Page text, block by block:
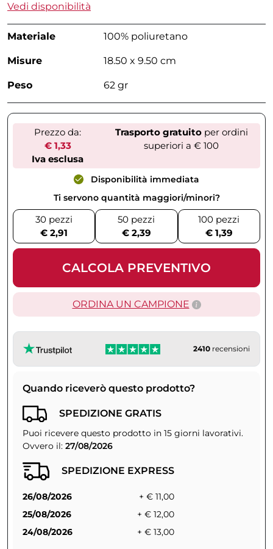
Vedi disponibilità
Materiale 100% poliuretano
Misure 18.50 x 9.50 cm
Peso 62 gr
Prezzo da:
€ 1,33
Iva esclusa
Trasporto gratuitoper ordini
superiori a € 100
Disponibilità immediata
Ti servono quantità maggiori/minori?
30 pezzi
€ 2,91
50 pezzi
€ 2,39
100 pezzi
€ 1,39
CALCOLA PREVENTIVO
ORDINA UN CAMPIONE
2410 recensioni
Quando riceverò questo prodotto?
SPEDIZIONE GRATIS
Puoi ricevere questo prodotto in 15 giorni lavorativi.
Ovvero il: 27/08/2026
SPEDIZIONE EXPRESS
26/08/2026
+ € 11,00
25/08/2026
+ € 12,00
24/08/2026
+ € 13,00